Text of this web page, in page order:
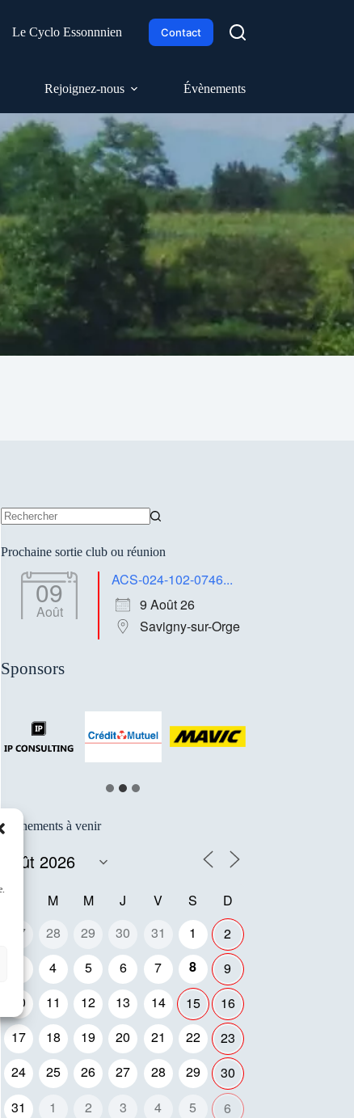
Le Cyclo Essonnnien Contact
Rejoignez-nous Évènements
résultat
Prochaine sortie club ou réunion
09
Août
ACS-024-102-0746...
9 Août 26
Savigny-sur-Orge
Sponsors
Événements à venir
M M J V S
D
27
28 29 30 31 1
2
4 5 6 7 8
9
10
11 12 13 14 15
16
17
18 19 20 21 22
23
24
25 26 27 28 29
30
31
1 2 3 4 5 6